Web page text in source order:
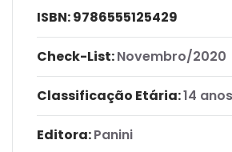
ISBN:9786555125429
Check-List:Novembro/2020
Classificação Etária:14 anos
Editora:Panini